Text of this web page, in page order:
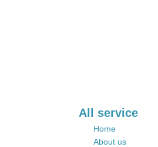
All service
Home
About us